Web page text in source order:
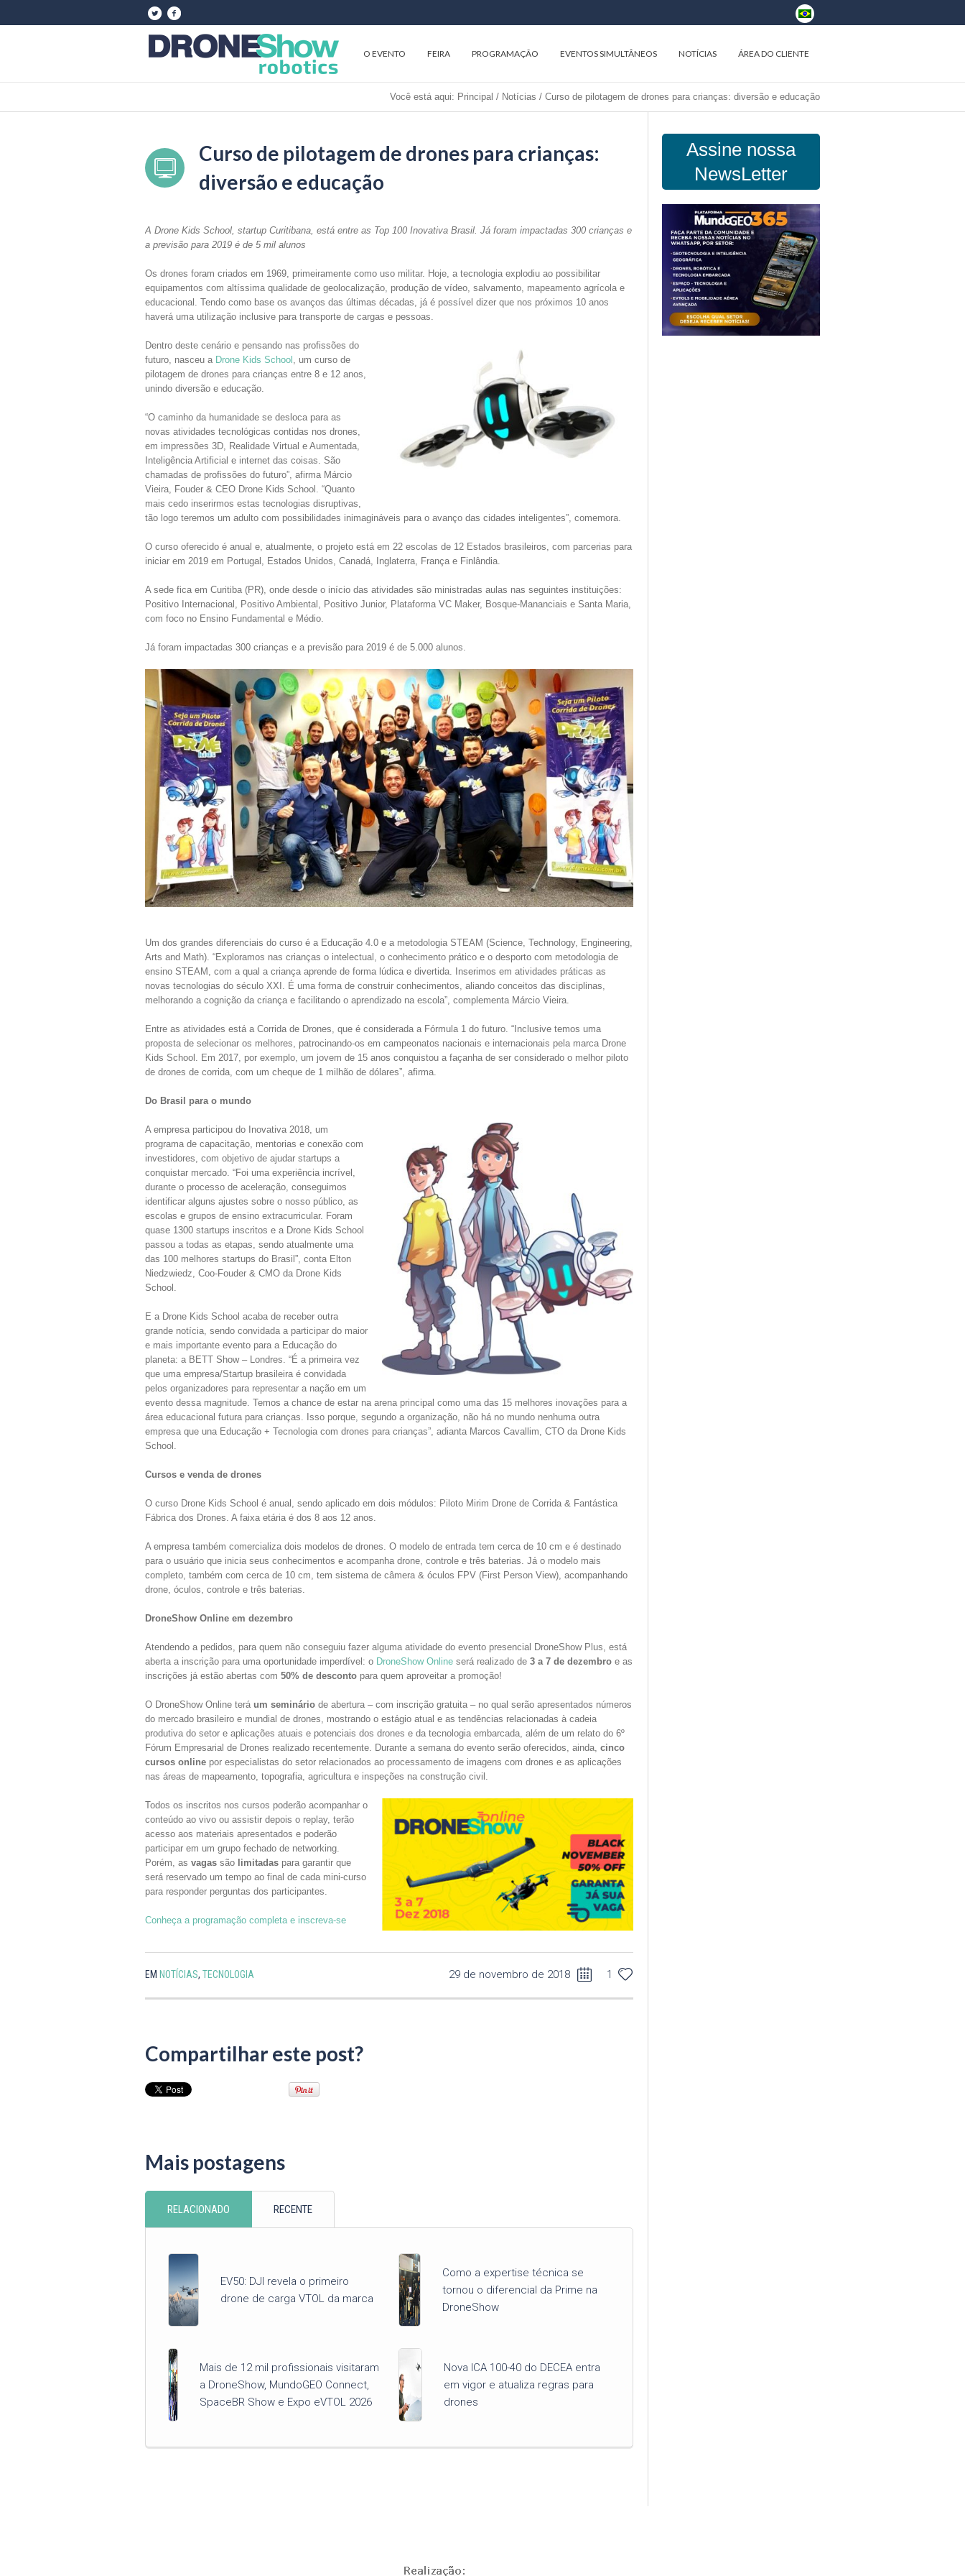
O EVENTO FEIRA PROGRAMAÇÃO EVENTOS SIMULTÂNEOS NOTÍCIAS ÁREA DO CLIENTE
Você está aqui: Principal / Notícias / Curso de pilotagem de drones para crianças: diversão e educação
Curso de pilotagem de drones para crianças:
diversão e educação
A Drone Kids School, startup Curitibana, está entre as Top 100 Inovativa Brasil. Já foram impactadas 300 crianças e
a previsão para 2019 é de 5 mil alunos
Os drones foram criados em 1969, primeiramente como uso militar. Hoje, a tecnologia explodiu ao possibilitar
equipamentos com altíssima qualidade de geolocalização, produção de vídeo, salvamento, mapeamento agrícola e
educacional. Tendo como base os avanços das últimas décadas, já é possível dizer que nos próximos 10 anos
haverá uma utilização inclusive para transporte de cargas e pessoas.
Dentro deste cenário e pensando nas profissões do
futuro, nasceu a Drone Kids School , um curso de
pilotagem de drones para crianças entre 8 e 12 anos,
unindo diversão e educação.
“O caminho da humanidade se desloca para as
novas atividades tecnológicas contidas nos drones,
em impressões 3D, Realidade Virtual e Aumentada,
Inteligência Artificial e internet das coisas. São
chamadas de profissões do futuro”, afirma Márcio
Vieira, Fouder & CEO Drone Kids School. “Quanto
mais cedo inserirmos estas tecnologias disruptivas,
tão logo teremos um adulto com possibilidades inimagináveis para o avanço das cidades inteligentes”, comemora.
O curso oferecido é anual e, atualmente, o projeto está em 22 escolas de 12 Estados brasileiros, com parcerias para
iniciar em 2019 em Portugal, Estados Unidos, Canadá, Inglaterra, França e Finlândia.
A sede fica em Curitiba (PR), onde desde o início das atividades são ministradas aulas nas seguintes instituições:
Positivo Internacional, Positivo Ambiental, Positivo Junior, Plataforma VC Maker, Bosque-Mananciais e Santa Maria,
com foco no Ensino Fundamental e Médio.
Já foram impactadas 300 crianças e a previsão para 2019 é de 5.000 alunos.
Um dos grandes diferenciais do curso é a Educação 4.0 e a metodologia STEAM (Science, Technology, Engineering,
Arts and Math). “Exploramos nas crianças o intelectual, o conhecimento prático e o desporto com metodologia de
ensino STEAM, com a qual a criança aprende de forma lúdica e divertida. Inserimos em atividades práticas as
novas tecnologias do século XXI. É uma forma de construir conhecimentos, aliando conceitos das disciplinas,
melhorando a cognição da criança e facilitando o aprendizado na escola”, complementa Márcio Vieira.
Entre as atividades está a Corrida de Drones, que é considerada a Fórmula 1 do futuro. “Inclusive temos uma
proposta de selecionar os melhores, patrocinando-os em campeonatos nacionais e internacionais pela marca Drone
Kids School. Em 2017, por exemplo, um jovem de 15 anos conquistou a façanha de ser considerado o melhor piloto
de drones de corrida, com um cheque de 1 milhão de dólares”, afirma.
Do Brasil para o mundo
A empresa participou do Inovativa 2018, um
programa de capacitação, mentorias e conexão com
investidores, com objetivo de ajudar startups a
conquistar mercado. “Foi uma experiência incrível,
durante o processo de aceleração, conseguimos
identificar alguns ajustes sobre o nosso público, as
escolas e grupos de ensino extracurricular. Foram
quase 1300 startups inscritos e a Drone Kids School
passou a todas as etapas, sendo atualmente uma
das 100 melhores startups do Brasil”, conta Elton
Niedzwiedz, Coo-Fouder & CMO da Drone Kids
School.
E a Drone Kids School acaba de receber outra
grande notícia, sendo convidada a participar do maior
e mais importante evento para a Educação do
planeta: a BETT Show – Londres. “É a primeira vez
que uma empresa/Startup brasileira é convidada
pelos organizadores para representar a nação em um
evento dessa magnitude. Temos a chance de estar na arena principal como uma das 15 melhores inovações para a
área educacional futura para crianças. Isso porque, segundo a organização, não há no mundo nenhuma outra
empresa que una Educação + Tecnologia com drones para crianças”, adianta Marcos Cavallim, CTO da Drone Kids
School.
Cursos e venda de drones
O curso Drone Kids School é anual, sendo aplicado em dois módulos: Piloto Mirim Drone de Corrida & Fantástica
Fábrica dos Drones. A faixa etária é dos 8 aos 12 anos.
A empresa também comercializa dois modelos de drones. O modelo de entrada tem cerca de 10 cm e é destinado
para o usuário que inicia seus conhecimentos e acompanha drone, controle e três baterias. Já o modelo mais
completo, também com cerca de 10 cm, tem sistema de câmera & óculos FPV (First Person View), acompanhando
drone, óculos, controle e três baterias.
DroneShow Online em dezembro
Atendendo a pedidos, para quem não conseguiu fazer alguma atividade do evento presencial DroneShow Plus, está
aberta a inscrição para uma oportunidade imperdível: o DroneShow Online será realizado de 3 a 7 de dezembro e as
inscrições já estão abertas com 50% de desconto para quem aproveitar a promoção!
O DroneShow Online terá um seminário de abertura – com inscrição gratuita – no qual serão apresentados números
do mercado brasileiro e mundial de drones, mostrando o estágio atual e as tendências relacionadas à cadeia
produtiva do setor e aplicações atuais e potenciais dos drones e da tecnologia embarcada, além de um relato do 6º
Fórum Empresarial de Drones realizado recentemente. Durante a semana do evento serão oferecidos, ainda, cinco
cursos online por especialistas do setor relacionados ao processamento de imagens com drones e as aplicações
nas áreas de mapeamento, topografia, agricultura e inspeções na construção civil.
Todos os inscritos nos cursos poderão acompanhar o
conteúdo ao vivo ou assistir depois o replay, terão
acesso aos materiais apresentados e poderão
participar em um grupo fechado de networking.
Porém, as vagas são limitadas para garantir que
será reservado um tempo ao final de cada mini-curso
para responder perguntas dos participantes.
Conheça a programação completa e inscreva-se
29 de novembro de 2018 1
EM NOTÍCIAS, TECNOLOGIA
Compartilhar este post?
Mais postagens
RELACIONADO RECENTE
EV50: DJI revela o primeiro
drone de carga VTOL da marca
Como a expertise técnica se
tornou o diferencial da Prime na
DroneShow
Mais de 12 mil profissionais visitaram
a DroneShow, MundoGEO Connect,
SpaceBR Show e Expo eVTOL 2026
Nova ICA 100-40 do DECEA entra
em vigor e atualiza regras para
drones
Assine nossa
NewsLetter